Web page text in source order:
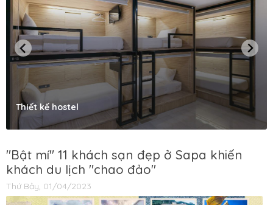
Thiết kế hostel
"Bật mí" 11 khách sạn đẹp ở Sapa khiến
khách du lịch "chao đảo"
Thứ Bảy, 01/04/2023